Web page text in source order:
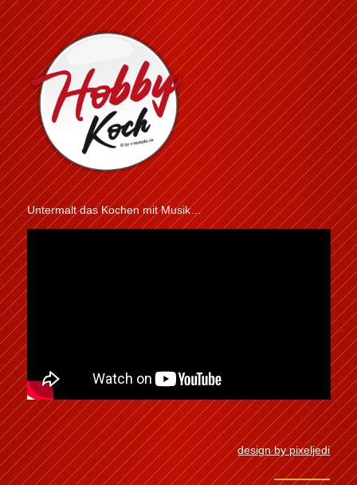
Untermalt das Kochen mit Musik…
design by pixeljedi